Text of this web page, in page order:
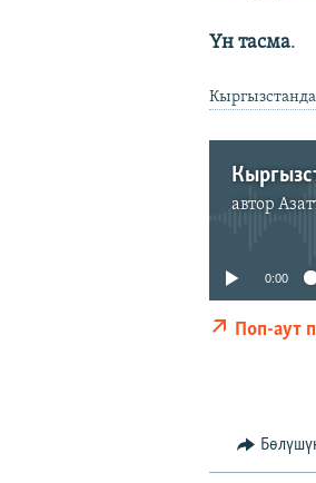
Үн тасма.
автор
0:00
Поп-аут